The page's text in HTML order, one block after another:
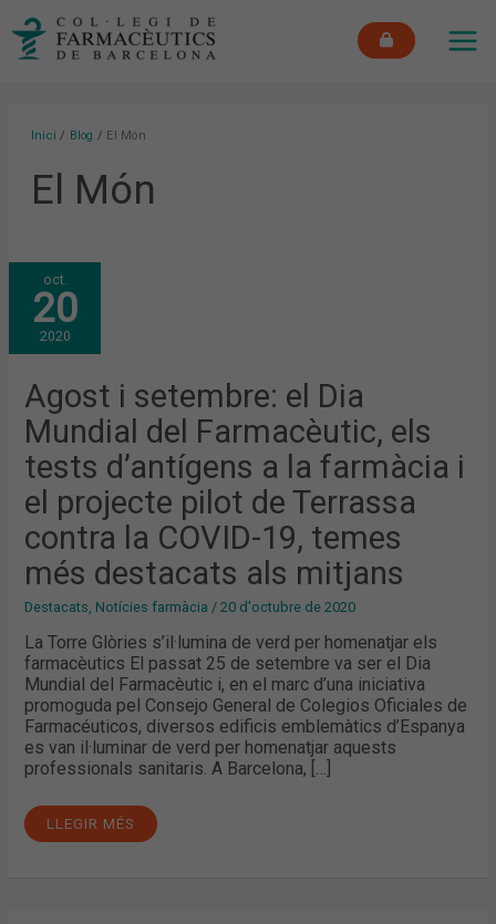
Inici Blog El Món
El Món
oct.
20
2020
Agost i setembre: el Dia
Mundial del Farmacèutic, els
tests d’antígens a la farmàcia i
el projecte pilot de Terrassa
contra la COVID-19, temes
més destacats als mitjans
Destacats Notícies farmàcia /20 d'octubre de 2020
La Torre Glòries s’il·lumina de verd per homenatjar els
farmacèutics El passat 25 de setembre va ser el Dia
Mundial del Farmacèutic i, en el marc d’una iniciativa
promoguda pel Consejo General de Colegios Oficiales de
Farmacéuticos, diversos edificis emblemàtics d’Espanya
es van il·luminar de verd per homenatjar aquests
professionals sanitaris. A Barcelona, […]
AGOST
I
SETEMBRE:
EL
DIA
MUNDIAL
DEL
TESTS
D’ANTÍGENS
A
LA
FARMÀCIA
I
EL
PROJECTE
PILOT
TERRASSA
LA
COVID-
19,
TEMES
DESTACATS
ALS
MITJANS
LLEGIR MÉS